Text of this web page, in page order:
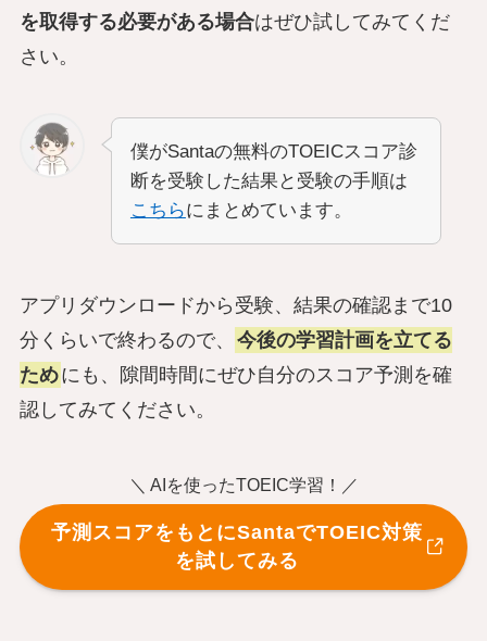
を取得する必要がある場合はぜひ試してみてくだ
さい。
僕がSantaの無料のTOEICスコア診
断を受験した結果と受験の手順は
こちらにまとめています。
アプリダウンロードから受験、結果の確認まで10
分くらいで終わるので、
今後の学習計画を立てる
ためにも、隙間時間にぜひ自分のスコア予測を確
認してみてください。
＼ AIを使ったTOEIC学習！／
予測スコアをもとにSantaでTOEIC対策
を試してみる